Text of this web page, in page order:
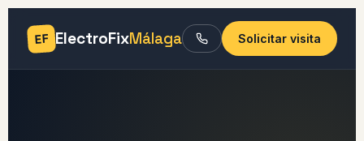
EF ElectroFixMálaga Solicitar visita